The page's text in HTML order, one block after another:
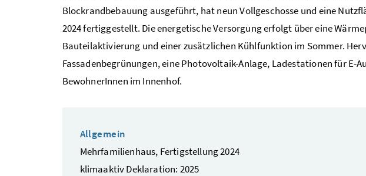
Blockrandbebauung ausgeführt, hat neun Vollgeschosse und eine
2024 fertiggestellt. Die energetische Versorgung erfolgt über eine
Bauteilaktivierung und einer zusätzlichen Kühlfunktion im Sommer.
Fassadenbegrünungen, eine Photovoltaik-Anlage, Ladestationen für E-
BewohnerInnen im Innenhof.
Allgemein
Mehrfamilienhaus, Fertigstellung 2024
klimaaktiv Deklaration: 2025